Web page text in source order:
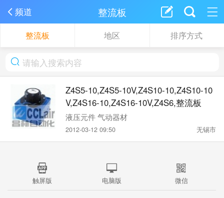
频道 整流板
整流板 地区 排序方式
Z4S5-10,Z4S5-10V,Z4S10-10,Z4S10-10
V,Z4S16-10,Z4S16-10V,Z4S6,整流板
液压元件 气动器材
2012-03-12 09:50 无锡市
触屏版 电脑版 微信